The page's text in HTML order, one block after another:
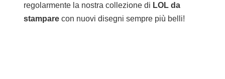
regolarmente la nostra collezione di LOL da
stampare con nuovi disegni sempre più belli!